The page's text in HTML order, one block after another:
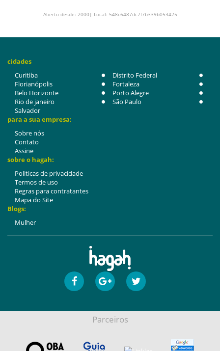
Aberto desde: 2000| Local: 548c6487dc7f7b339b053425
cidades
Curitiba
Distrito Federal
Florianópolis
Fortaleza
Belo Horizonte
Porto Alegre
Rio de janeiro
São Paulo
Salvador
para a sua empresa:
Sobre nós
Contato
Assine
sobre o hagah:
Politicas de privacidade
Termos de uso
Regras para contratantes
Mapa do Site
Blogs:
Mulher
Parceiros